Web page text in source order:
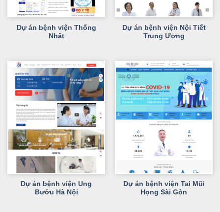
Dự án bệnh viện Thống
Nhất
Dự án bệnh viện Nội Tiết
Trung Ương
Dự án bệnh viện Ung
Bướu Hà Nội
Dự án bệnh viện Tai Mũi
Họng Sài Gòn